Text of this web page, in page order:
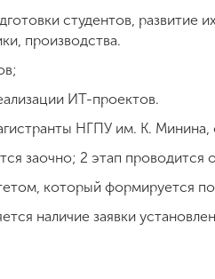
студентов,
производства.
ИТ-проектов.
НГПУ им. К.
заочно; 2 этап проводится
который формируется
наличие заявки